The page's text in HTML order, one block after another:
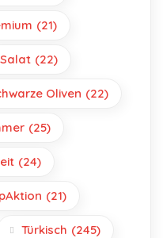
(21)
Salat (22)
Oliven (22)
(25)
(24)
(21)
Türkisch (245)